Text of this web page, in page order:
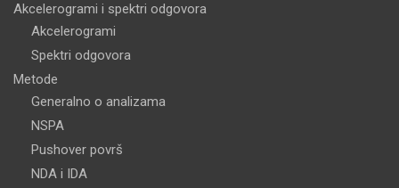
Akcelerogrami i spektri odgovora
Akcelerogrami
Spektri odgovora
Metode
Generalno o analizama
NSPA
Pushover površ
NDA i IDA